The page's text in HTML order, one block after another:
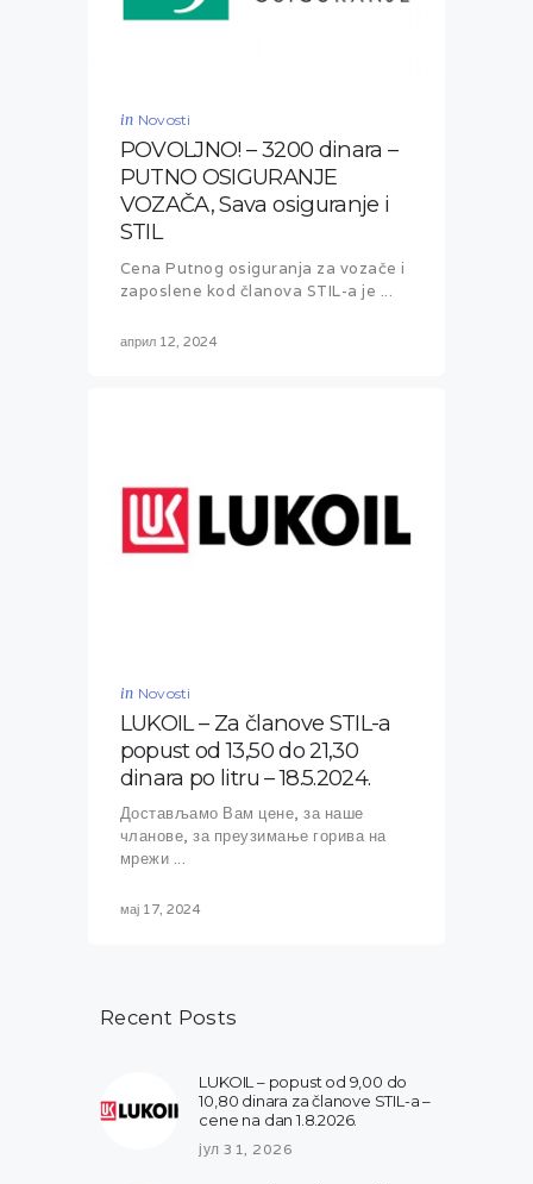
in Novosti
POVOLJNO! – 3200 dinara –
PUTNO OSIGURANJE
VOZAČA, Sava osiguranje i
STIL
Cena Putnog osiguranja za vozače i
zaposlene kod članova STIL-a je ...
април 12, 2024
in Novosti
LUKOIL – Za članove STIL-a
popust od 13,50 do 21,30
dinara po litru – 18.5.2024.
Достављамо Вам цене, за наше
чланове, за преузимање горива на
мрежи ...
мај 17, 2024
Recent Posts
LUKOIL – popust od 9,00 do
10,80 dinara za članove STIL-a –
cene na dan 1.8.2026.
јул 31, 2026